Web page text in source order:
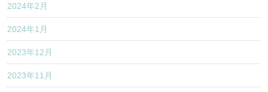
2024年2月
2024年1月
2023年12月
2023年11月